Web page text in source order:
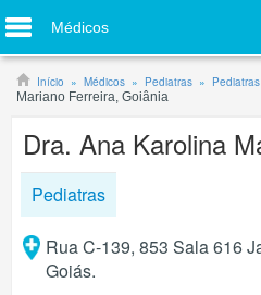
Médicos
Início Médicos Pediatras
Mariano Ferreira, Goiânia
Dra. Ana Karolina
Pediatras
Rua C-139, 853 Sala 616
Goiás.